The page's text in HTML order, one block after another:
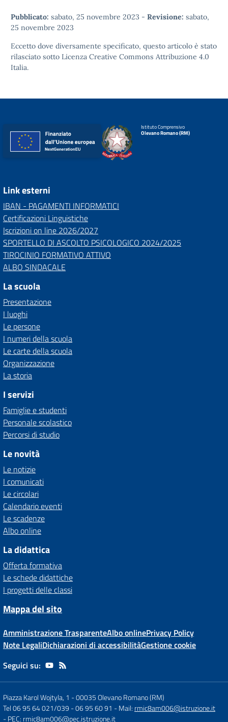
Pubblicato: sabato, 25 novembre 2023 - Revisione: sabato,
25 novembre 2023
Eccetto dove diversamente specificato, questo articolo è stato
rilasciato sotto Licenza Creative Commons Attribuzione 4.0
Italia.
Istituto Comprensivo
Olevano Romano (RM)
Link esterni
IBAN - PAGAMENTI INFORMATICI
Certificazioni Linguistiche
Iscrizioni on line 2026/2027
SPORTELLO DI ASCOLTO PSICOLOGICO 2024/2025
TIROCINIO FORMATIVO ATTIVO
ALBO SINDACALE
La scuola
Presentazione
I luoghi
Le persone
I numeri della scuola
Le carte della scuola
Organizzazione
La storia
I servizi
Famiglie e studenti
Personale scolastico
Percorsi di studio
Le novità
Le notizie
I comunicati
Le circolari
Calendario eventi
Le scadenze
Albo online
La didattica
Offerta formativa
Le schede didattiche
I progetti delle classi
Mappa del sito
Amministrazione TrasparenteAlbo onlinePrivacy Policy
Note LegaliDichiarazioni di accessibilitàGestione cookie
Seguici su:
Piazza Karol Wojtyla, 1 -00035 Olevano Romano (RM)
Tel 06 95 64 021/039 - 06 95 60 91 - Mail: rmic8am006@istruzione.it
- PEC: rmic8am006@pec.istruzione.it